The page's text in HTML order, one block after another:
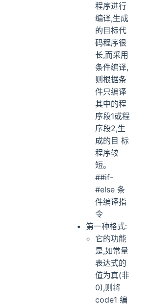
程序进行
编译,生成
的目标代
码程序很
长,而采用
条件编译,
则根据条
件只编译
其中的程
序段1或程
序段2,生
成的目 标
程序较
短。
##if-
#else 条
件编译指
令
第一种格式:
它的功能
是,如常量
表达式的
值为真(非
0),则将
code1 编